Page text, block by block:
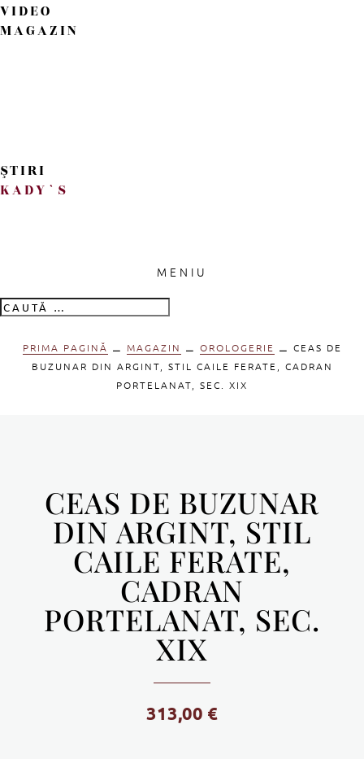
VIDEO
MAGAZIN
ŞTIRI
KADY`S
MENIU
PRIMA PAGINĂ ⚊ MAGAZIN ⚊ OROLOGERIE ⚊ CEAS DE
BUZUNAR DIN ARGINT, STIL CAILE FERATE, CADRAN
PORTELANAT, SEC. XIX
CEAS DE BUZUNAR
DIN ARGINT, STIL
CAILE FERATE,
CADRAN
PORTELANAT, SEC.
XIX
313,00 €